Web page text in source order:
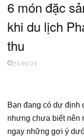
6 món đặc
khi du lịch
thu
25/02/23
Bạn đang có dự định
nhưng chưa biết nên
ngay những gợi ý